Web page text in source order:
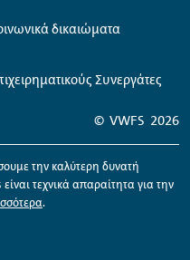
δικαιώματα
Συνεργάτες
© VWFS 2026
την καλύτερη δυνατή
είναι τεχνικά απαραίτητα για την
.